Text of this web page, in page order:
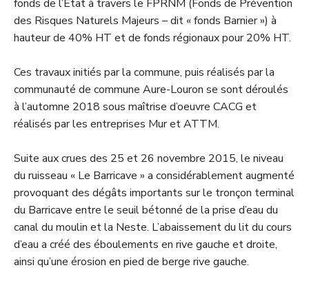
fonds de l’Etat à travers le FPRNM (Fonds de Prévention
des Risques Naturels Majeurs – dit « fonds Barnier ») à
hauteur de 40% HT et de fonds régionaux pour 20% HT.
Ces travaux initiés par la commune, puis réalisés par la
communauté de commune Aure-Louron se sont déroulés
à l’automne 2018 sous maîtrise d’oeuvre CACG et
réalisés par les entreprises Mur et ATTM.
Suite aux crues des 25 et 26 novembre 2015, le niveau
du ruisseau « Le Barricave » a considérablement augmenté
provoquant des dégâts importants sur le tronçon terminal
du Barricave entre le seuil bétonné de la prise d’eau du
canal du moulin et la Neste. L’abaissement du lit du cours
d’eau a créé des éboulements en rive gauche et droite,
ainsi qu’une érosion en pied de berge rive gauche.